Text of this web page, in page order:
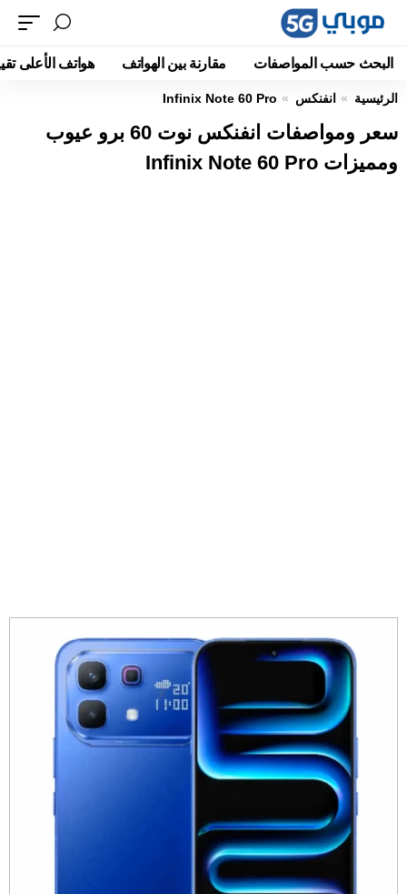
البحث حسب المواصفات مقارنة بين الهواتف هواتف الأعلى
الرئيسية انفنكس Infinix Note 60 Pro
سعر ومواصفات انفنكس نوت 60 برو عيوب
ومميزات Infinix Note 60 Pro